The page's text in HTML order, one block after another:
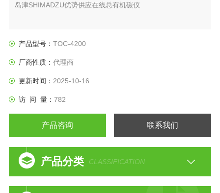
岛津SHIMADZU优势供应在线总有机碳仪
产品型号： TOC-4200
厂商性质： 代理商
更新时间： 2025-10-16
访 问 量： 782
产品咨询 联系我们
产品分类 CLASSIFICATION